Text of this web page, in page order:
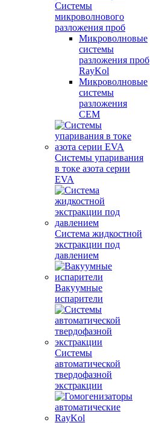
Системы
микроволнового
разложения проб
Микроволновые
системы
разложения проб
RayKol
Микроволновые
системы
разложения
CEM
Системы упаривания
в токе азота серии
EVA
Система жидкостной
экстракции под
давлением
Вакуумные
испарители
Системы
автоматической
твердофазной
экстракции